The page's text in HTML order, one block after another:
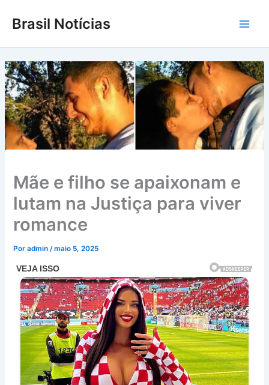
para
conteúdo
Brasil Notícias
Mãe e filho se apaixonam e
lutam na Justiça para viver
romance
Poradmin/maio 5, 2025